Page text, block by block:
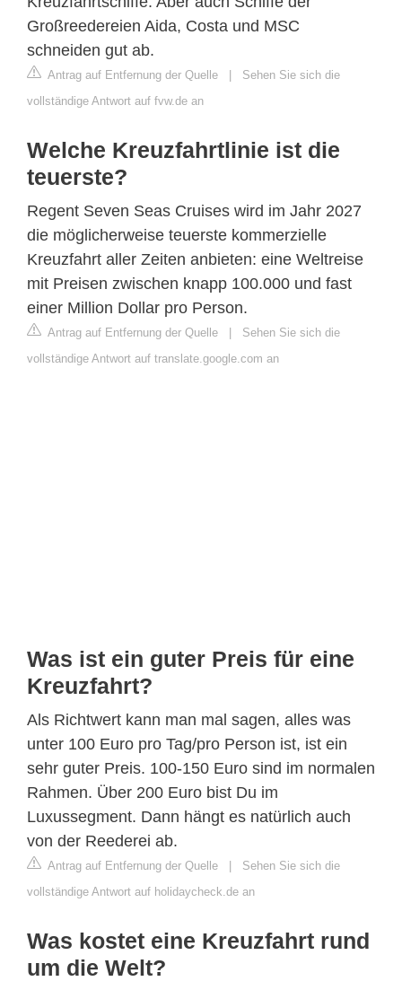
Großreedereien Aida, Costa und MSC
schneiden gut ab.
Antrag auf Entfernung der Quelle | Sehen Sie sich die
vollständige Antwort auf fvw.de an
Welche Kreuzfahrtlinie ist die
teuerste?
Regent Seven Seas Cruises wird im Jahr 2027
die möglicherweise teuerste kommerzielle
Kreuzfahrt aller Zeiten anbieten: eine Weltreise
mit Preisen zwischen knapp 100.000 und fast
einer Million Dollar pro Person.
Antrag auf Entfernung der Quelle | Sehen Sie sich die
vollständige Antwort auf translate.google.com an
Was ist ein guter Preis für eine
Kreuzfahrt?
Als Richtwert kann man mal sagen, alles was
unter 100 Euro pro Tag/pro Person ist, ist ein
sehr guter Preis. 100-150 Euro sind im normalen
Rahmen. Über 200 Euro bist Du im
Luxussegment. Dann hängt es natürlich auch
von der Reederei ab.
Antrag auf Entfernung der Quelle | Sehen Sie sich die
vollständige Antwort auf holidaycheck.de an
Was kostet eine Kreuzfahrt rund
um die Welt?